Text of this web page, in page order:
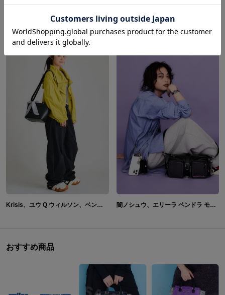
コーディネートを見る
Krisis、ユウ Q ウィルソン、ベンタクロウ ブリンガー、ヴェザリウス バンデージ モデル 2wayハンドバッグ、腕時計、スマホストラップ＆フォンタブ、キーチャーム NIJISANJI EN 闇ノシュウ、エリーラ ペンドラ モデル バッグ・腕時計・リップケース・ガジェットポーチ・スマホストラップ&フォンタブ NIJISANJI EN
おすすめ商品